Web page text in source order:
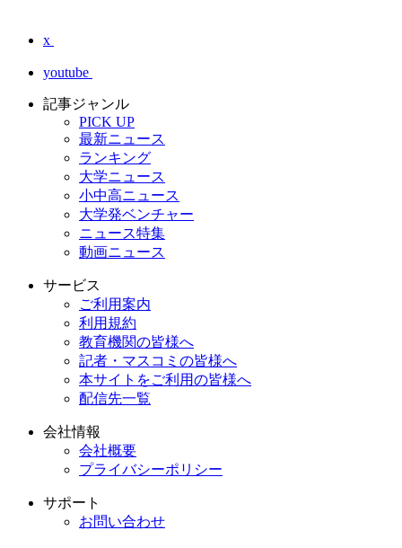
x
youtube
記事ジャンル
PICK UP
最新ニュース
ランキング
大学ニュース
小中高ニュース
大学発ベンチャー
ニュース特集
動画ニュース
サービス
ご利用案内
利用規約
教育機関の皆様へ
記者・マスコミの皆様へ
本サイトをご利用の皆様へ
配信先一覧
会社情報
会社概要
プライバシーポリシー
サポート
お問い合わせ